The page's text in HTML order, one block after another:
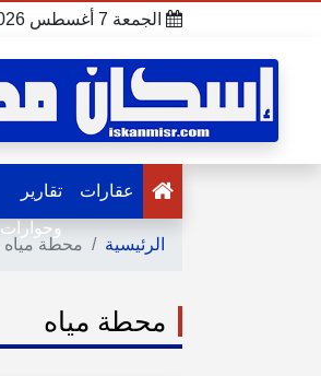
الجمعة 7 أغسطس 2026 - 15:35
عقارات
تقارير
وحوارات
الرئيسية محطة مياه
محطة مياه